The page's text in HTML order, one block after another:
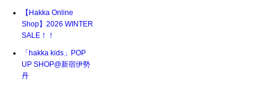
【Hakka Online
Shop】2026 WINTER
SALE！！
「hakka kids」POP
UP SHOP@新宿伊勢
丹